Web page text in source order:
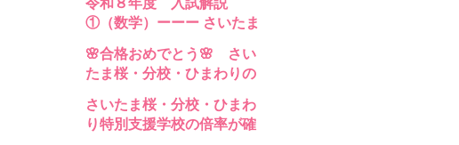
支援 高等部分校 の入試問題
①（数学）ーーー さいたま
支援 高等部分校 の入試問題
🌸合格おめでとう🌸 さい
たま桜・分校・ひまわりの
さいたま桜・分校・ひまわ
り特別支援学校の倍率が確